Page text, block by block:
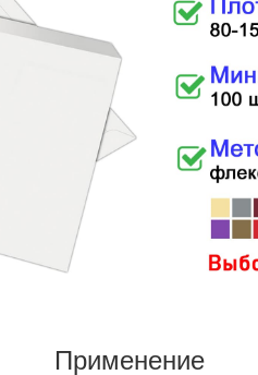
Применение